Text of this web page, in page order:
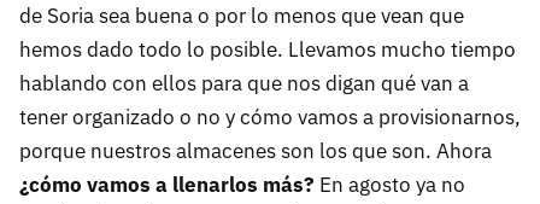
de Soria sea buena o por lo menos que vean que
hemos dado todo lo posible. Llevamos mucho tiempo
hablando con ellos para que nos digan qué van a
tener organizado o no y cómo vamos a provisionarnos,
porque nuestros almacenes son los que son. Ahora
¿cómo vamos a llenarlos más? En agosto ya no